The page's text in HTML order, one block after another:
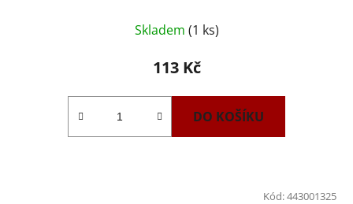
Skladem (1 ks)
113 Kč
DO KOŠÍKU
Kód:443001325